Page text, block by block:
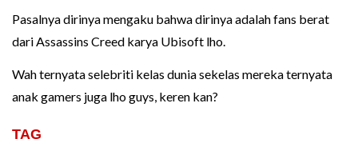
Pasalnya dirinya mengaku bahwa dirinya adalah fans berat
dari Assassins Creed karya Ubisoft lho.
Wah ternyata selebriti kelas dunia sekelas mereka ternyata
anak gamers juga lho guys, keren kan?
TAG